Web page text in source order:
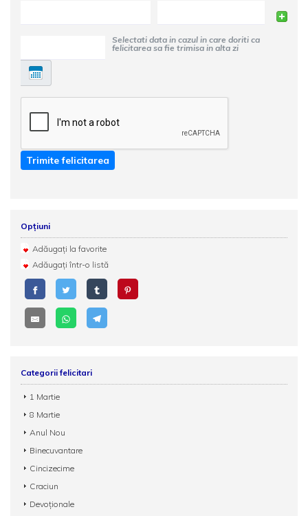
Selectati data in cazul in care doriti ca
felicitarea sa fie trimisa in alta zi
Trimite felicitarea
Opțiuni
Adăugați la favorite
Adăugați într-o listă
Categorii felicitari
1 Martie
8 Martie
Anul Nou
Binecuvantare
Cincizecime
Craciun
Devoționale